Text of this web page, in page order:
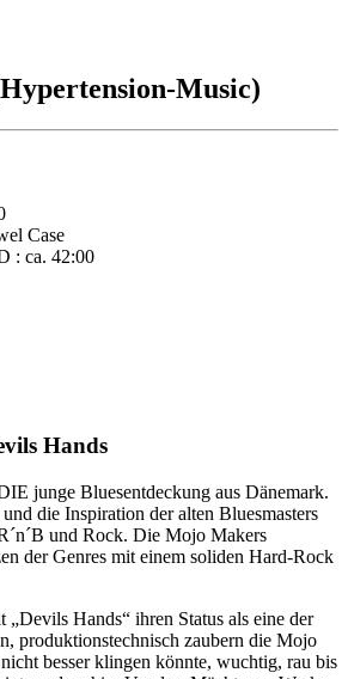
Music)
Case
: ca. 42:00
Hands
junge Bluesentdeckung aus Dänemark.
die Inspiration der alten Bluesmasters
und Rock. Die Mojo Makers
der Genres mit einem soliden Hard-Rock
Hands“ ihren Status als eine der
produktionstechnisch zaubern die Mojo
besser klingen könnte, wuchtig, rau bis